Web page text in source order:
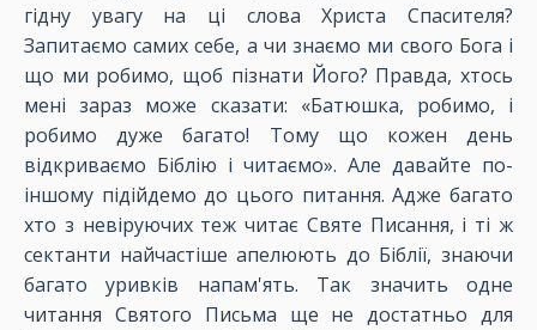
гідну увагу на ці слова Христа Спасителя?
Запитаємо самих себе, а чи знаємо ми свого Бога і
що ми робимо, щоб пізнати Його? Правда, хтось
мені зараз може сказати: «Батюшка, робимо, і
робимо дуже багато! Тому що кожен день
відкриваємо Біблію і читаємо». Але давайте по-
іншому підійдемо до цього питання. Адже багато
хто з невіруючих теж читає Святе Писання, і ті ж
сектанти найчастіше апелюють до Біблії, знаючи
багато уривків напам'ять. Так значить одне
читання Святого Письма ще не достатньо для